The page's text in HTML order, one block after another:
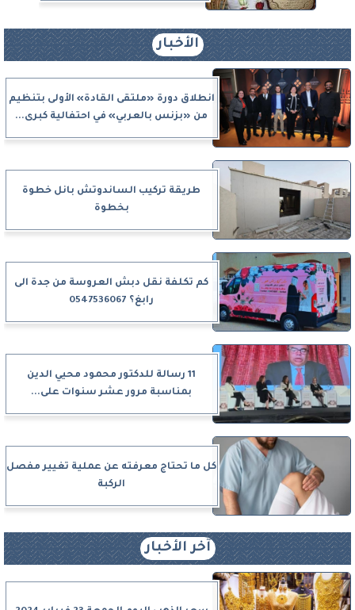
الأخبار
انطلاق دورة «ملتقى القادة» الأولى بتنظيم
من «بزنس بالعربي» في احتفالية كبرى...
طريقة تركيب الساندوتش بانل خطوة
بخطوة
كم تكلفة نقل دبش العروسة من جدة الى
رابغ؟ 0547536067
11 رسالة للدكتور محمود محيي الدين
بمناسبة مرور عشر سنوات على...
كل ما تحتاج معرفته عن عملية تغيير مفصل
الركبة
آخر الأخبار